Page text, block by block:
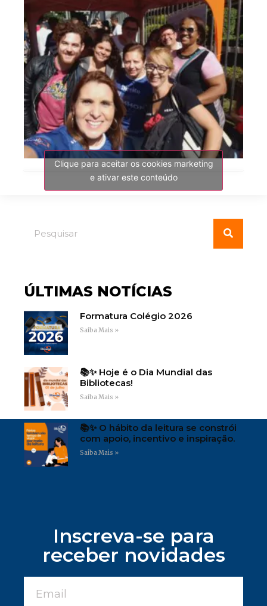
Clique para aceitar os cookies marketing
e ativar este conteúdo
ÚLTIMAS NOTÍCIAS
Formatura Colégio 2026
Saiba Mais »
📚✨ Hoje é o Dia Mundial das
Bibliotecas!
Saiba Mais »
📚✨ O hábito da leitura se constrói
com apoio, incentivo e inspiração.
Saiba Mais »
Inscreva-se para
receber novidades